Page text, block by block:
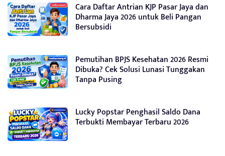
Cara Daftar Antrian KJP Pasar Jaya dan
Dharma Jaya 2026 untuk Beli Pangan
Bersubsidi
Pemutihan BPJS Kesehatan 2026 Resmi
Dibuka? Cek Solusi Lunasi Tunggakan
Tanpa Pusing
Lucky Popstar Penghasil Saldo Dana
Terbukti Membayar Terbaru 2026